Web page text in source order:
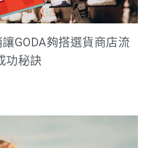
GODA夠搭選貨商店流
功秘訣